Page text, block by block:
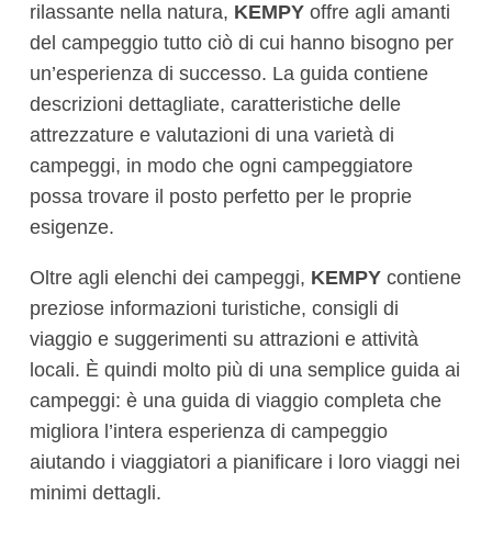
rilassante nella natura, KEMPY offre agli amanti
del campeggio tutto ciò di cui hanno bisogno per
un’esperienza di successo. La guida contiene
descrizioni dettagliate, caratteristiche delle
attrezzature e valutazioni di una varietà di
campeggi, in modo che ogni campeggiatore
possa trovare il posto perfetto per le proprie
esigenze.
Oltre agli elenchi dei campeggi, KEMPY contiene
preziose informazioni turistiche, consigli di
viaggio e suggerimenti su attrazioni e attività
locali. È quindi molto più di una semplice guida ai
campeggi: è una guida di viaggio completa che
migliora l’intera esperienza di campeggio
aiutando i viaggiatori a pianificare i loro viaggi nei
minimi dettagli.